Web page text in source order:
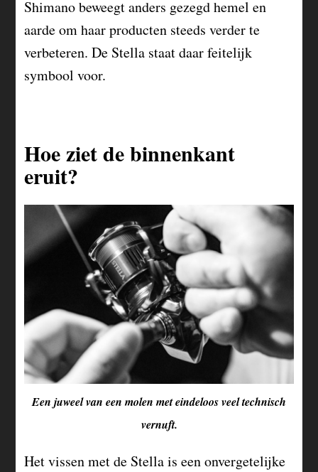
Shimano beweegt anders gezegd hemel en
aarde om haar producten steeds verder te
verbeteren. De Stella staat daar feitelijk
symbool voor.
Hoe ziet de binnenkant
eruit?
Een juweel van een molen met eindeloos veel technisch
vernuft.
Het vissen met de Stella is een onvergetelijke